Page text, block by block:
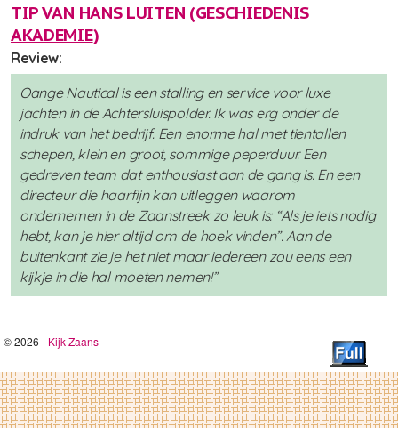
TIP VAN HANS LUITEN (GESCHIEDENIS
AKADEMIE)
Review:
Oange Nautical is een stalling en service voor luxe
jachten in de Achtersluispolder. Ik was erg onder de
indruk van het bedrijf. Een enorme hal met tientallen
schepen, klein en groot, sommige peperduur. Een
gedreven team dat enthousiast aan de gang is. En een
directeur die haarfijn kan uitleggen waarom
ondernemen in de Zaanstreek zo leuk is: “Als je iets nodig
hebt, kan je hier altijd om de hoek vinden”. Aan de
buitenkant zie je het niet maar iedereen zou eens een
kijkje in die hal moeten nemen!”
© 2026 - Kijk Zaans